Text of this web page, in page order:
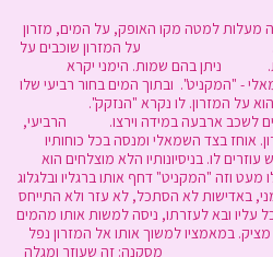
מעלות למטה מקו האופק, על המים, מזרון
על המזרון שוכבים על
ניתן בהם שמות. הימני יקרא
- "המקניט". ובתוך המים בחור רביעי שלו
גם הוא על המזרון. לו נקרא "הנזקק".
לשכב ארבעה במידה וירצו. הרביעי,
אוחז בצד השמאלי ומנסה בכל כוחותיו
לו. בניסיונותיו הלא מוצלחים הוא
וזה "המקניט" דחף אותו ברגליו ובלגלוג
באדישות לא הסתכל, לא עזר ולא התייחס
ובא לעזרתו, ניסה למשות אותו מהמים
במאמציו למשוך אותו אל המזרון נפל
זה שעוזר ומגלה